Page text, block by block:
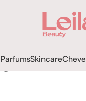
ParfumsSkincare